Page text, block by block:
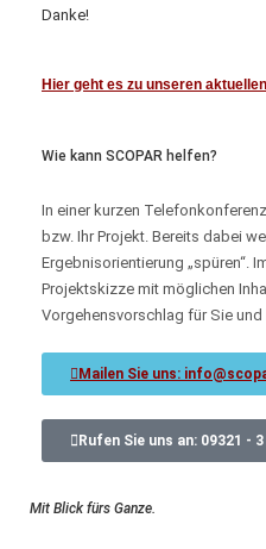
Danke!
Hier geht es zu unseren
Wie kann SCOPAR helfen?
In einer kurzen
bzw. Ihr Projekt. Bereits dabei
Ergebnisorientierung „spüren“.
Projektskizze mit möglichen
Vorgehensvorschlag für Sie
Mailen Sie uns:
Rufen Sie uns an: 09321 -
Mit Blick fürs Ganze.